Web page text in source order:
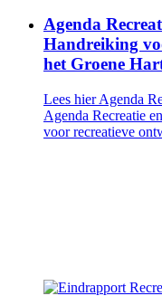
Agenda
Handreiking
het Groene
Lees hier Agenda
Agenda Recreatie
voor recreatieve